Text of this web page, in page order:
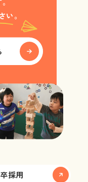
。
採用